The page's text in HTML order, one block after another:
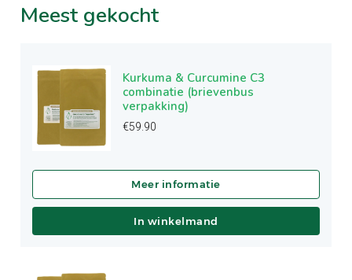
Meest gekocht
Kurkuma & Curcumine C3
combinatie (brievenbus
verpakking)
€59.90
In winkelmand